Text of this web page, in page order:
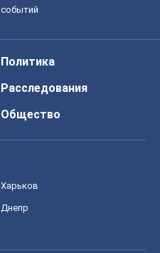
событий
Политика
Расследования
Общество
Харьков
Днепр